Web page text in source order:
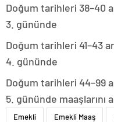
Doğum tarihleri 38–40
3. gününde
Doğum tarihleri 41–43
4. gününde
Doğum tarihleri 44–99
5. gününde maaşlarını
Emekli Emekli Maaş